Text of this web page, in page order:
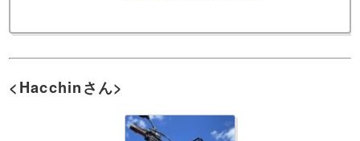
<Hacchinさん>